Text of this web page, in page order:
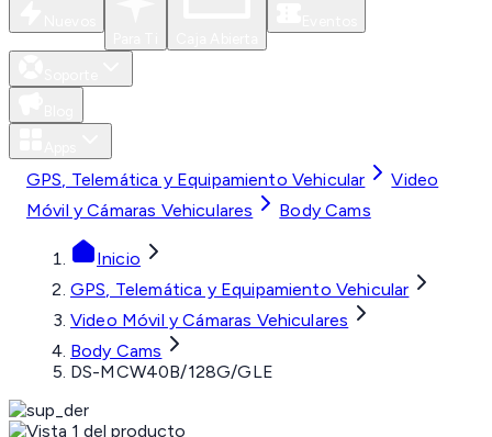
GPS, Telemática y Equipamiento Vehicular
Video
Móvil y Cámaras Vehiculares
Body Cams
Inicio
GPS, Telemática y Equipamiento Vehicular
Video Móvil y Cámaras Vehiculares
Body Cams
DS-MCW40B/128G/GLE